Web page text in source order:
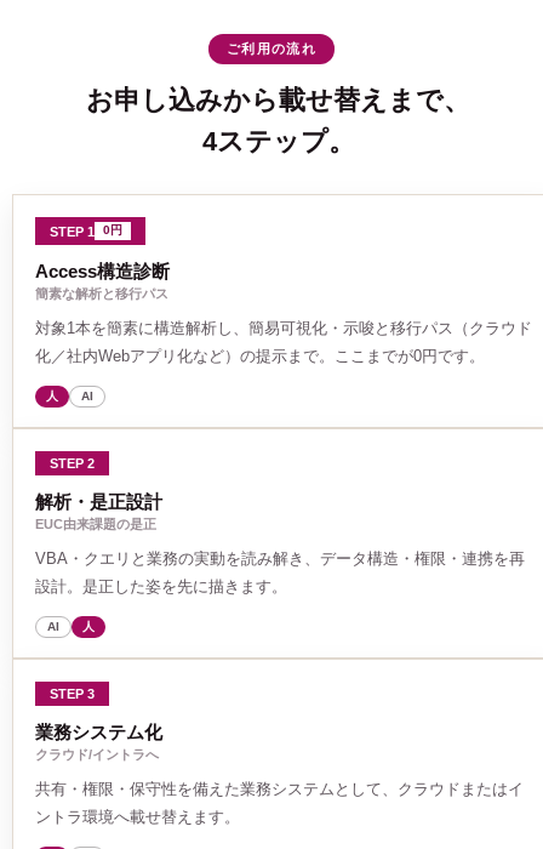
ご利用の流れ
お申し込みから載せ替えまで、
4ステップ。
STEP 1 0円
Access構造診断
簡素な解析と移行パス
対象1本を簡素に構造解析し、簡易可視化・示唆と移行パス（クラウド
化／社内Webアプリ化など）の提示まで。ここまでが0円です。
人 AI
STEP 2
解析・是正設計
EUC由来課題の是正
VBA・クエリと業務の実動を読み解き、データ構造・権限・連携を再
設計。是正した姿を先に描きます。
AI 人
STEP 3
業務システム化
クラウド/イントラへ
共有・権限・保守性を備えた業務システムとして、クラウドまたはイ
ントラ環境へ載せ替えます。